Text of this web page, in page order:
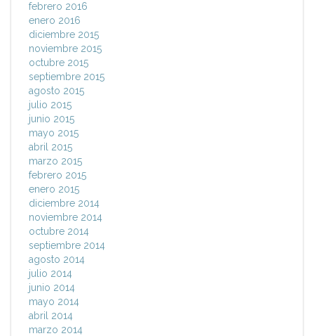
febrero 2016
enero 2016
diciembre 2015
noviembre 2015
octubre 2015
septiembre 2015
agosto 2015
julio 2015
junio 2015
mayo 2015
abril 2015
marzo 2015
febrero 2015
enero 2015
diciembre 2014
noviembre 2014
octubre 2014
septiembre 2014
agosto 2014
julio 2014
junio 2014
mayo 2014
abril 2014
marzo 2014